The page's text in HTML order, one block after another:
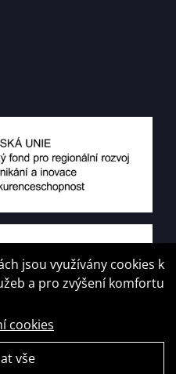
jsou využívány cookies k
a pro zvýšení komfortu
cookies
vše